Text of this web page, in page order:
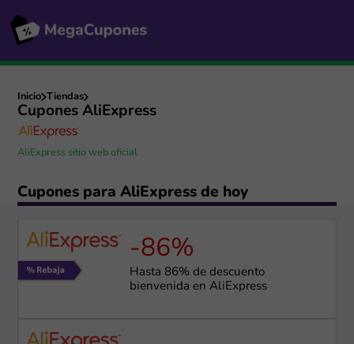
Inicio Tiendas
Cupones AliExpress
AliExpress sitio web oficial
Cupones para AliExpress de hoy
-86%
Hasta 86% de descuento
bienvenida en AliExpress